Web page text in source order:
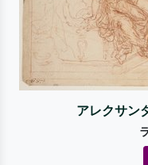
アレクサン